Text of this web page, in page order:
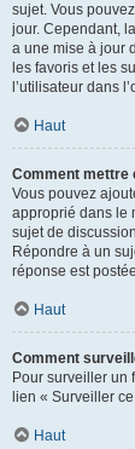
sujet. Vous
jour. Cependant,
a une mise à jour
les favoris et les
l’utilisateur dans
Haut
Comment mettre
Vous pouvez
approprié dans le
sujet de
Répondre à un
réponse est
Haut
Comment
Pour surveiller un
lien « Surveiller
Haut